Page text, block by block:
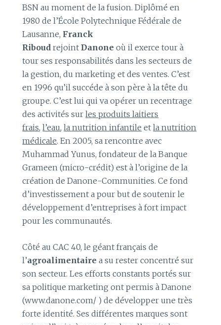
BSN au moment de la fusion. Diplômé en
1980 de l’École Polytechnique Fédérale de
Lausanne, Franck
Riboud rejointDanone où il exerce tour à
tour ses responsabilités dans les secteurs de
la gestion, du marketing et des ventes. C’est
en 1996 qu’il succéde à son père à la tête du
groupe. C’est lui qui va opérer un recentrage
des activités surles produits laitiers
frais,l’eau,la nutrition infantile etla nutrition
médicale. En 2005, sa rencontre avec
Muhammad Yunus, fondateur de la Banque
Grameen (micro-crédit) est à l’origine de la
création de Danone-Communities. Ce fond
d’investissement a pour but de soutenir le
développement d’entreprises à fort impact
pour les communautés.
Côté au CAC 40, le géant français de
l’agroalimentaire a su rester concentré sur
son secteur. Les efforts constants portés sur
sa politique marketing ont permis à Danone
(www.danone.com/ ) de développer une très
forte identité. Ses différentes marques sont